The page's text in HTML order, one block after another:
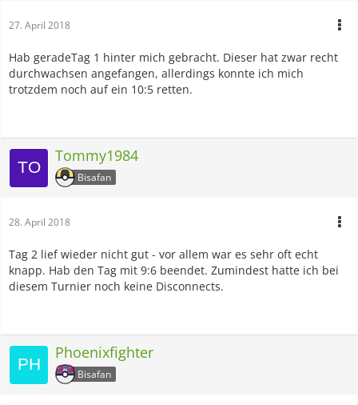
27. April 2018
Hab geradeTag 1 hinter mich gebracht. Dieser hat zwar recht
durchwachsen angefangen, allerdings konnte ich mich
trotzdem noch auf ein 10:5 retten.
Tommy1984
Bisafan
28. April 2018
Tag 2 lief wieder nicht gut - vor allem war es sehr oft echt
knapp. Hab den Tag mit 9:6 beendet. Zumindest hatte ich bei
diesem Turnier noch keine Disconnects.
Phoenixfighter
Bisafan